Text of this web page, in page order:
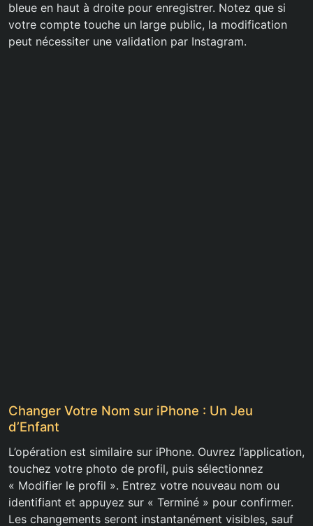
bleue en haut à droite pour enregistrer. Notez que si
votre compte touche un large public, la modification
peut nécessiter une validation par Instagram.
Changer Votre Nom sur iPhone : Un Jeu
d’Enfant
L’opération est similaire sur iPhone. Ouvrez l’application,
touchez votre photo de profil, puis sélectionnez
« Modifier le profil ». Entrez votre nouveau nom ou
identifiant et appuyez sur « Terminé » pour confirmer.
Les changements seront instantanément visibles, sauf